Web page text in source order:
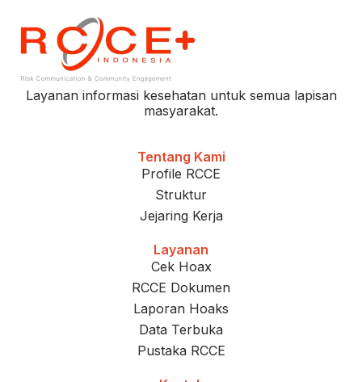
Layanan informasi kesehatan untuk semua lapisan
masyarakat.
Tentang Kami
Profile RCCE
Struktur
Jejaring Kerja
Layanan
Cek Hoax
RCCE Dokumen
Laporan Hoaks
Data Terbuka
Pustaka RCCE